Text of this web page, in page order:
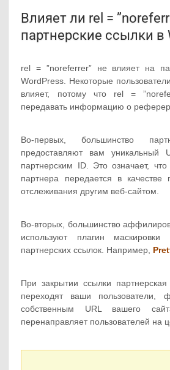
Влияет ли rel =
партнерские ссылки в
rel = ”noreferrer” не влияет на
WordPress. Некоторые
влияет, потому что rel =
передавать информацию о
Во-первых, большинство
предоставляют вам уникальный
партнерским ID. Это означает,
партнера передается в
отслеживания другим веб-сайтом.
Во-вторых, большинство
используют плагин
партнерских ссылок. Например,
При закрытии ссылки
переходят ваши пользователи,
собственным URL вашего
перенаправляет пользователей на